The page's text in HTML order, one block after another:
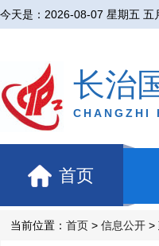
今天是： 2026-08-07 星期五 五
长治
CHANGZHI
首页
当前位置： 首页 > 信息公开 >